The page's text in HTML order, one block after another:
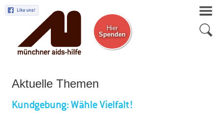
Hier
Spenden
Aktuelle Themen
Kundgebung: Wähle Vielfalt!